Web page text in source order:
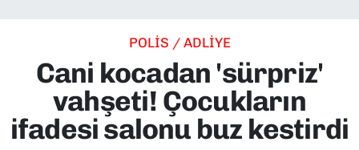
POLİS / ADLİYE
Cani kocadan 'sürpriz'
vahşeti! Çocukların
ifadesi salonu buz kestirdi
EKONOMİ
KÜLTÜR SANAT
Süper Lig Puan Durumu ve Fikstür
Tüm Manşetler
Son Dakika Haberleri